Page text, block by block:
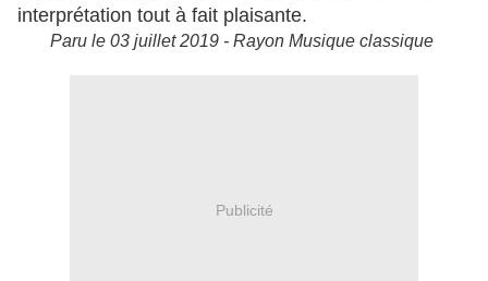
interprétation tout à fait plaisante.
Paru le 03 juillet 2019 - Rayon Musique classique
Publicité